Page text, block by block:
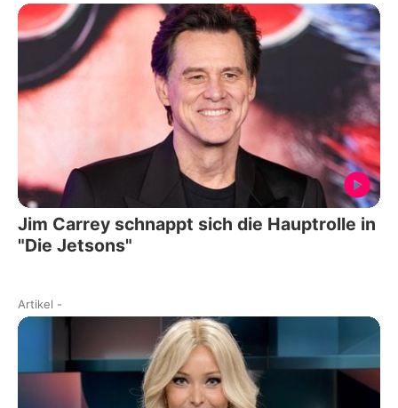
Jim Carrey schnappt sich die Hauptrolle in
"Die Jetsons"
Artikel -